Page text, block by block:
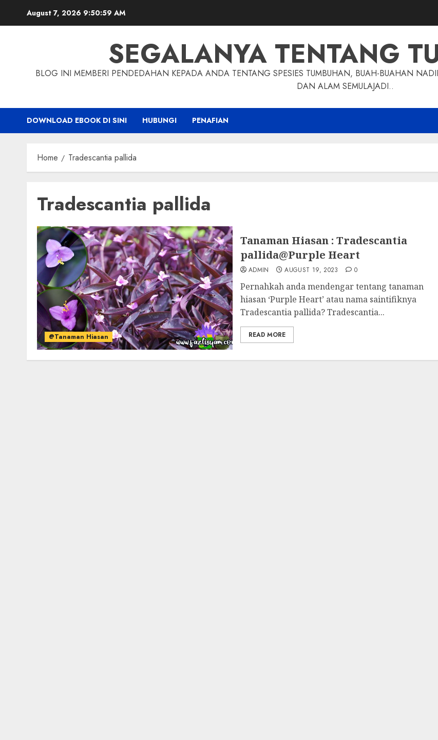
August 7, 2026 9:51:00 AM
SEGALANYA TENTANG
BLOG INI MEMBERI PENDEDAHAN KEPADA ANDA TENTANG SPESIES TUMBUHAN, BUAH-BUAHAN
DAN ALAM SEMULAJADI..
DOWNLOAD EBOOK DI SINI HUBUNGI PENAFIAN
Home Tradescantia pallida
Tradescantia pallida
@Tanaman Hiasan
Tanaman Hiasan : Tradescantia
pallida@Purple Heart
ADMIN AUGUST 19, 2023 0
Pernahkah anda mendengar tentang tanaman
hiasan ‘Purple Heart’ atau nama saintifiknya
Tradescantia pallida? Tradescantia...
READ MORE